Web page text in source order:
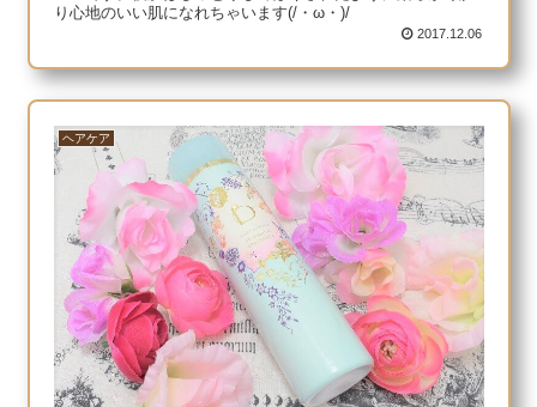
り心地のいい肌になれちゃいます(/・ω・)/
2017.12.06
ヘアケア